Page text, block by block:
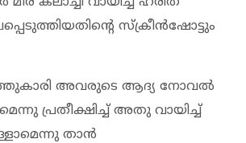
സ്‌ക്രീന്‍ഷോട്ടും
അവരുടെ ആദ്യ നോവല്‍
പ്രതീക്ഷിച്ച് അതു വായിച്ച്
താന്‍